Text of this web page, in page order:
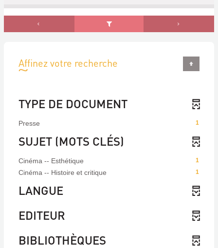
Affinez votre recherche
TYPE DE DOCUMENT
1
Presse
SUJET (MOTS CLÉS)
1
Cinéma -- Esthétique
1
Cinéma -- Histoire et critique
LANGUE
EDITEUR
BIBLIOTHÈQUES